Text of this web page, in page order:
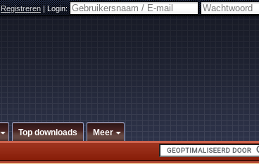
Registreren|Login:
Top downloads Meer